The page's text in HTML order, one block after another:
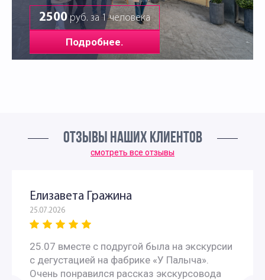
2500руб. за 1 человека
Подробнее.
ОТЗЫВЫ НАШИХ КЛИЕНТОВ
смотреть все отзывы
Елизавета Гражина
25.07.2026
25.07 вместе с подругой была на экскурсии
с дегустацией на фабрике «У Палыча».
Очень понравился рассказ экскурсовода